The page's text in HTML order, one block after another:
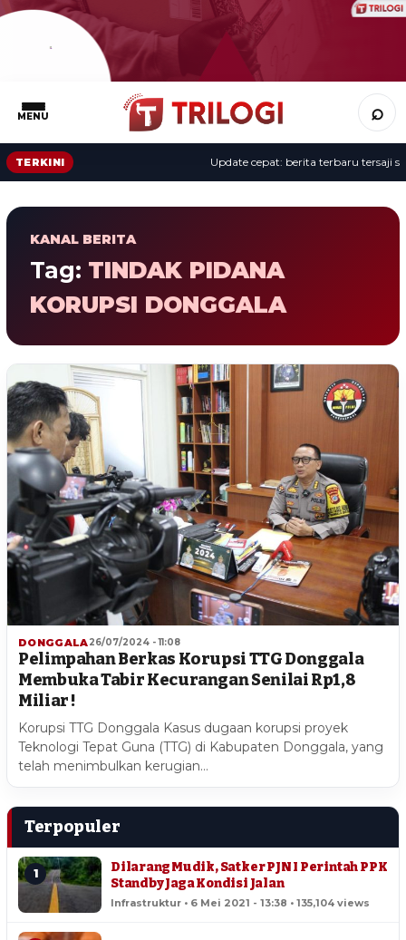
MENU ⌕
TERKINI Update cepat: berita terbaru tersaji
KANAL BERITA
Tag: TINDAK PIDANA
KORUPSI DONGGALA
DONGGALA26/07/2024 - 11:08
Pelimpahan Berkas Korupsi TTG Donggala
Membuka Tabir Kecurangan Senilai Rp1,8
Miliar !
Korupsi TTG Donggala Kasus dugaan korupsi proyek
Teknologi Tepat Guna (TTG) di Kabupaten Donggala, yang
telah menimbulkan kerugian…
Terpopuler
1
Dilarang Mudik, Satker PJN I Perintah PPK
Standby Jaga Kondisi Jalan
Infrastruktur • 6 Mei 2021 - 13:38 • 135,104 views